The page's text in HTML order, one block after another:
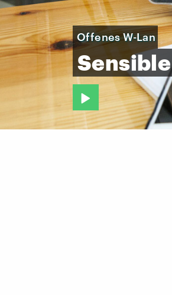
Offenes W-Lan
Sensible